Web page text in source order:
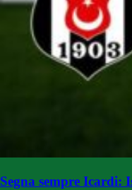
Segna sempre